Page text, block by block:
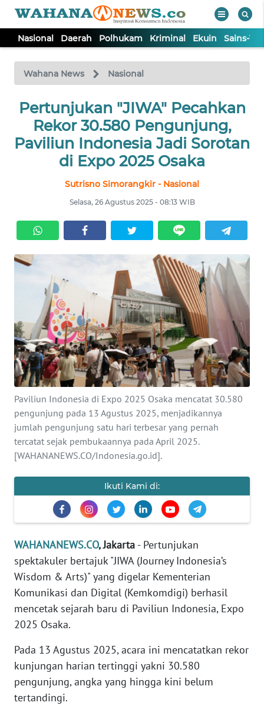
Nasional Daerah Polhukam Kriminal Ekuin Sains-
Wahana News Nasional
Pertunjukan "JIWA" Pecahkan
Rekor 30.580 Pengunjung,
Paviliun Indonesia Jadi Sorotan
di Expo 2025 Osaka
Sutrisno Simorangkir - Nasional
Selasa, 26 Agustus 2025 - 08:13 WIB
Paviliun Indonesia di Expo 2025 Osaka mencatat 30.580
pengunjung pada 13 Agustus 2025, menjadikannya
jumlah pengunjung satu hari terbesar yang pernah
tercatat sejak pembukaannya pada April 2025.
[WAHANANEWS.CO/Indonesia.go.id].
Ikuti Kami di:
WAHANANEWS.CO, Jakarta - Pertunjukan
spektakuler bertajuk "JIWA (Journey Indonesia’s
Wisdom & Arts)" yang digelar Kementerian
Komunikasi dan Digital (Kemkomdigi) berhasil
mencetak sejarah baru di Paviliun Indonesia, Expo
2025 Osaka.
Pada 13 Agustus 2025, acara ini mencatatkan rekor
kunjungan harian tertinggi yakni 30.580
pengunjung, angka yang hingga kini belum
tertandingi.
TV
Tutup
NASIONAL
DAERAH
EKUIN
SAINS-TEKNO
KESEHATAN
INTERNASIONAL
SERBA-SERBI
PENDIDIKAN
OLAHRAGA
EDITORIAL
INDEKS
BERITA
KAMI
INFO
TENTANG
KAMI